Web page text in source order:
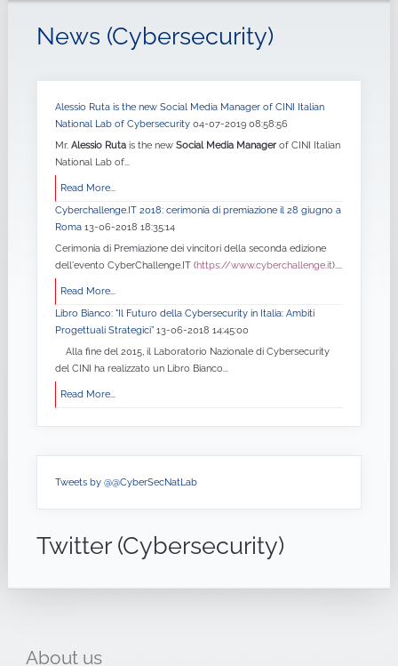
News (Cybersecurity)
Alessio Ruta is the new Social Media Manager of CINI Italian
National Lab of Cybersecurity 04-07-2019 08:58:56
Mr. Alessio Rutais the new Social Media Managerof CINI Italian
National Lab of...
Read More...
Cyberchallenge.IT 2018: cerimonia di premiazione il 28 giugno a
Roma 13-06-2018 18:35:14
Cerimonia di Premiazione dei vincitori della seconda edizione
dell'evento CyberChallenge.IT (https://www.cyberchallenge.it)....
Read More...
Libro Bianco: "Il Futuro della Cybersecurity in Italia: Ambiti
Progettuali Strategici” 13-06-2018 14:45:00
Alla fine del 2015, il Laboratorio Nazionale di Cybersecurity
del CINI ha realizzato un Libro Bianco...
Read More...
Tweets by @@CyberSecNatLab
Twitter (Cybersecurity)
About us